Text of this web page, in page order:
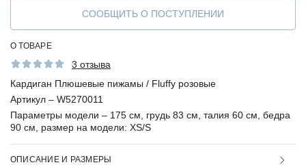
СООБЩИТЬ О ПОСТУПЛЕНИИ
О ТОВАРЕ
3 отзыва
Кардиган Плюшевые пижамы / Fluffy розовые
Артикул – W5270011
Параметры модели – 175 см, грудь 83 см, талия 60 см, бедра
90 см, размер на модели: XS/S
ОПИСАНИЕ И РАЗМЕРЫ